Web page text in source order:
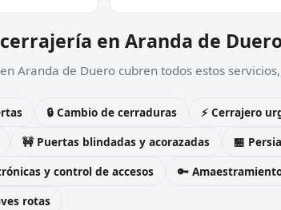
en Aranda de
Aranda de Duero cubren todos estos
🔒 Cambio de cerraduras ⚡ Cerrajero
🚧 Puertas blindadas y acorazadas 🏪
y control de accesos
🔑
rotas